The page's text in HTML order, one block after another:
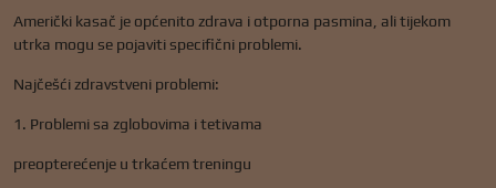
Američki kasač je općenito zdrava i otporna pasmina, ali tijekom
utrka mogu se pojaviti specifični problemi.
Najčešći zdravstveni problemi:
1. Problemi sa zglobovima i tetivama
preopterećenje u trkaćem treningu